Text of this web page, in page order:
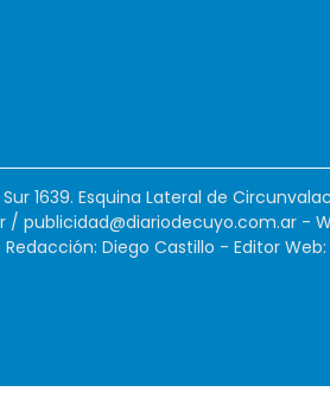
1639. Esquina Lateral de
/ publicidad@diariodecuyo.com.ar -
Diego Castillo - Editor